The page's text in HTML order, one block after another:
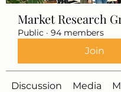
Market Research
Public · 94 members
Join
Discussion Media